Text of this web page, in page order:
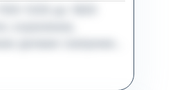
любит детей и